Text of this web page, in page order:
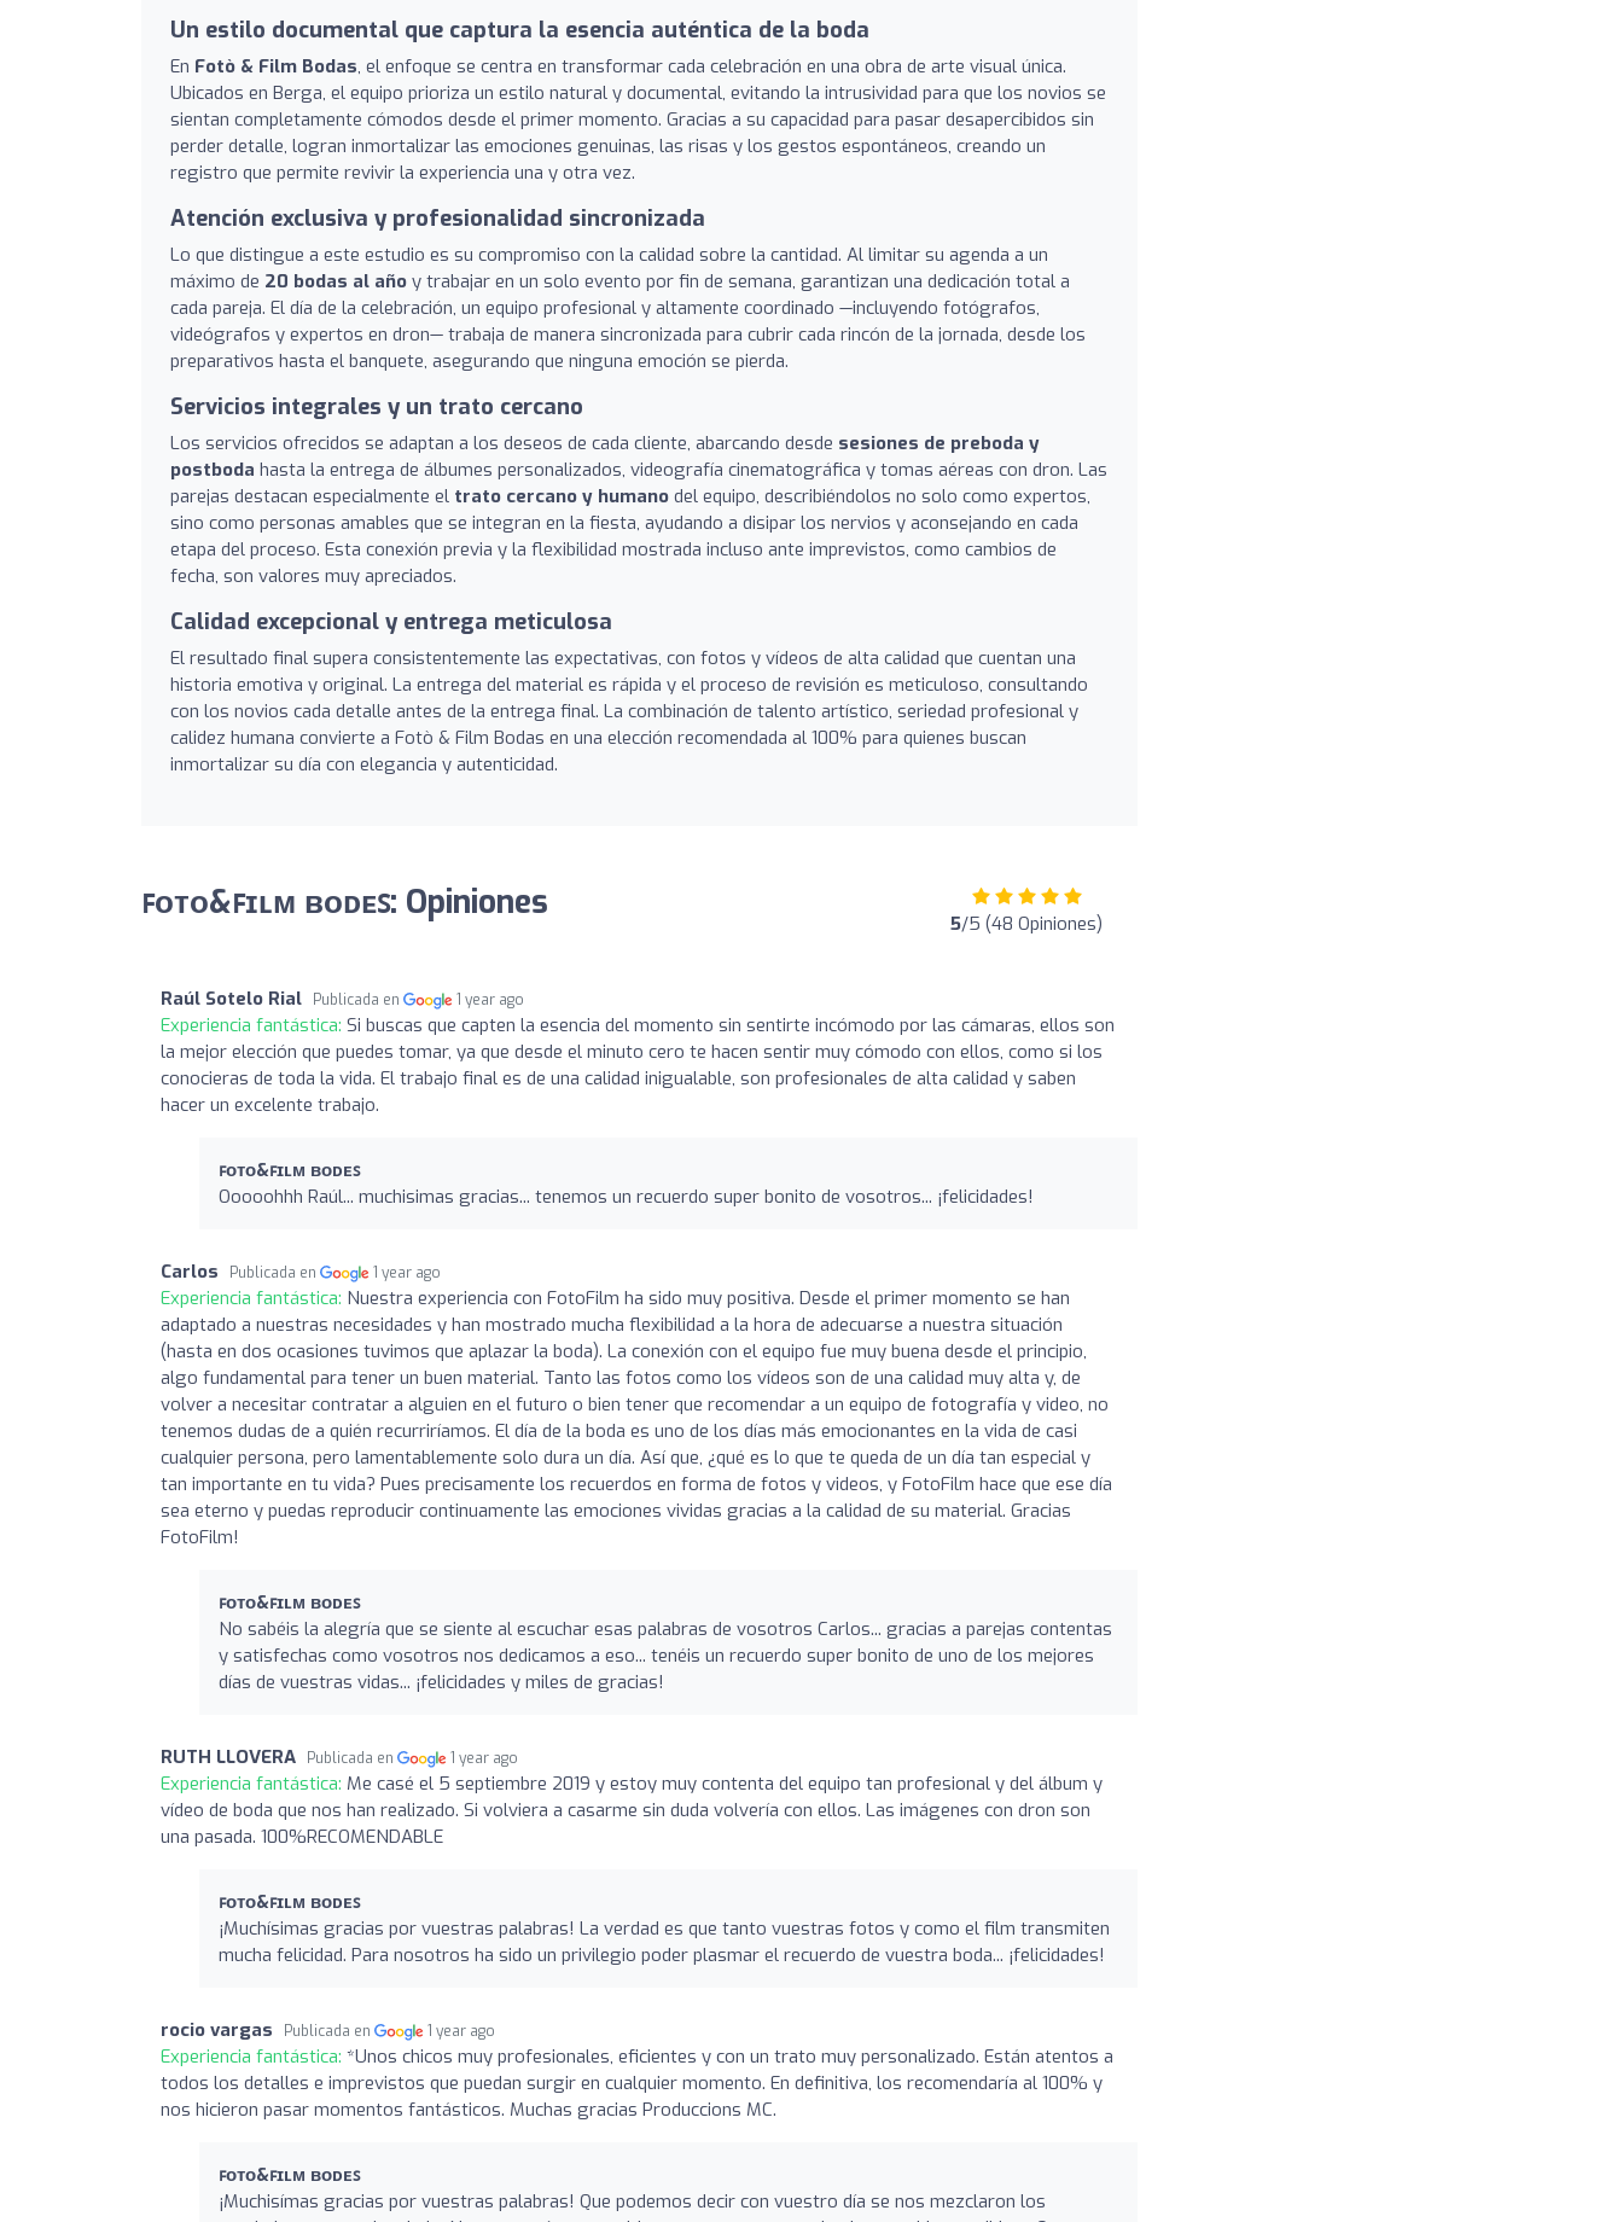
Un estilo documental que captura la esencia auténtica de la boda
En Fotò & Film Bodas, el enfoque se centra en transformar cada celebración en una obra de arte visual única.
Ubicados en Berga, el equipo prioriza un estilo natural y documental, evitando la intrusividad para que los novios se
sientan completamente cómodos desde el primer momento. Gracias a su capacidad para pasar desapercibidos sin
perder detalle, logran inmortalizar las emociones genuinas, las risas y los gestos espontáneos, creando un
registro que permite revivir la experiencia una y otra vez.
Atención exclusiva y profesionalidad sincronizada
Lo que distingue a este estudio es su compromiso con la calidad sobre la cantidad. Al limitar su agenda a un
máximo de 20 bodas al año y trabajar en un solo evento por fin de semana, garantizan una dedicación total a
cada pareja. El día de la celebración, un equipo profesional y altamente coordinado —incluyendo fotógrafos,
videógrafos y expertos en dron— trabaja de manera sincronizada para cubrir cada rincón de la jornada, desde los
preparativos hasta el banquete, asegurando que ninguna emoción se pierda.
Servicios integrales y un trato cercano
Los servicios ofrecidos se adaptan a los deseos de cada cliente, abarcando desde sesiones de preboda y
postboda hasta la entrega de álbumes personalizados, videografía cinematográfica y tomas aéreas con dron. Las
parejas destacan especialmente el trato cercano y humano del equipo, describiéndolos no solo como expertos,
sino como personas amables que se integran en la fiesta, ayudando a disipar los nervios y aconsejando en cada
etapa del proceso. Esta conexión previa y la flexibilidad mostrada incluso ante imprevistos, como cambios de
fecha, son valores muy apreciados.
Calidad excepcional y entrega meticulosa
El resultado final supera consistentemente las expectativas, con fotos y vídeos de alta calidad que cuentan una
historia emotiva y original. La entrega del material es rápida y el proceso de revisión es meticuloso, consultando
con los novios cada detalle antes de la entrega final. La combinación de talento artístico, seriedad profesional y
calidez humana convierte a Fotò & Film Bodas en una elección recomendada al 100% para quienes buscan
inmortalizar su día con elegancia y autenticidad.
ꜰᴏᴛᴏ&ꜰɪʟᴍ ʙᴏᴅᴇꜱ: Opiniones 5/5 (48 Opiniones)
Raúl Sotelo Rial Publicada en 1 year ago
Experiencia fantástica: Si buscas que capten la esencia del momento sin sentirte incómodo por las cámaras, ellos son
la mejor elección que puedes tomar, ya que desde el minuto cero te hacen sentir muy cómodo con ellos, como si los
conocieras de toda la vida. El trabajo final es de una calidad inigualable, son profesionales de alta calidad y saben
hacer un excelente trabajo.
ꜰᴏᴛᴏ&ꜰɪʟᴍ ʙᴏᴅᴇꜱ
Ooooohhh Raúl... muchisimas gracias... tenemos un recuerdo super bonito de vosotros... ¡felicidades!
Carlos Publicada en 1 year ago
Experiencia fantástica: Nuestra experiencia con FotoFilm ha sido muy positiva. Desde el primer momento se han
adaptado a nuestras necesidades y han mostrado mucha flexibilidad a la hora de adecuarse a nuestra situación
(hasta en dos ocasiones tuvimos que aplazar la boda). La conexión con el equipo fue muy buena desde el principio,
algo fundamental para tener un buen material. Tanto las fotos como los vídeos son de una calidad muy alta y, de
volver a necesitar contratar a alguien en el futuro o bien tener que recomendar a un equipo de fotografía y video, no
tenemos dudas de a quién recurriríamos. El día de la boda es uno de los días más emocionantes en la vida de casi
cualquier persona, pero lamentablemente solo dura un día. Así que, ¿qué es lo que te queda de un día tan especial y
tan importante en tu vida? Pues precisamente los recuerdos en forma de fotos y videos, y FotoFilm hace que ese día
sea eterno y puedas reproducir continuamente las emociones vividas gracias a la calidad de su material. Gracias
FotoFilm!
ꜰᴏᴛᴏ&ꜰɪʟᴍ ʙᴏᴅᴇꜱ
No sabéis la alegría que se siente al escuchar esas palabras de vosotros Carlos... gracias a parejas contentas
y satisfechas como vosotros nos dedicamos a eso... tenéis un recuerdo super bonito de uno de los mejores
días de vuestras vidas... ¡felicidades y miles de gracias!
RUTH LLOVERA Publicada en 1 year ago
Experiencia fantástica: Me casé el 5 septiembre 2019 y estoy muy contenta del equipo tan profesional y del álbum y
vídeo de boda que nos han realizado. Si volviera a casarme sin duda volvería con ellos. Las imágenes con dron son
una pasada. 100%RECOMENDABLE
ꜰᴏᴛᴏ&ꜰɪʟᴍ ʙᴏᴅᴇꜱ
¡Muchísimas gracias por vuestras palabras! La verdad es que tanto vuestras fotos y como el film transmiten
mucha felicidad. Para nosotros ha sido un privilegio poder plasmar el recuerdo de vuestra boda... ¡felicidades!
rocio vargas Publicada en 1 year ago
Experiencia fantástica: *Unos chicos muy profesionales, eficientes y con un trato muy personalizado. Están atentos a
todos los detalles e imprevistos que puedan surgir en cualquier momento. En definitiva, los recomendaría al 100% y
nos hicieron pasar momentos fantásticos. Muchas gracias Produccions MC.
ꜰᴏᴛᴏ&ꜰɪʟᴍ ʙᴏᴅᴇꜱ
¡Muchisímas gracias por vuestras palabras! Que podemos decir con vuestro día se nos mezclaron los